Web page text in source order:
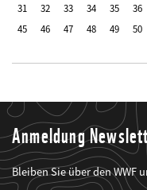
31
32 33 34 35 36
45
46 47 48 49 50
Anmeldung
Bleiben Sie über den WWF